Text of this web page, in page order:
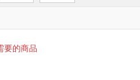
要的商品